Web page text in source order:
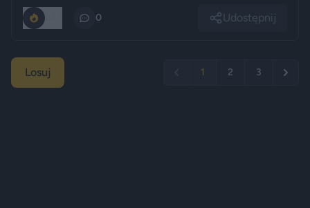
0 Udostępnij
Losuj 1 2 3